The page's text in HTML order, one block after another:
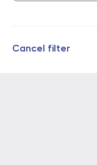
Cancel filter